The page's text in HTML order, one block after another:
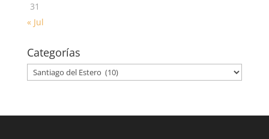
31
« Jul
Categorías
Categorías